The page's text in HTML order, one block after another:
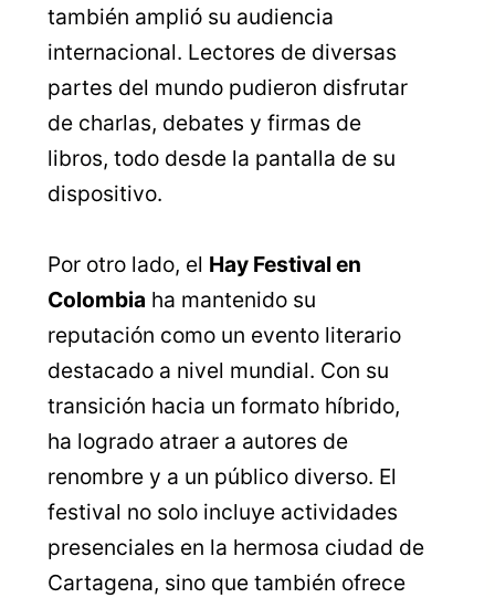
también amplió su audiencia
internacional. Lectores de diversas
partes del mundo pudieron disfrutar
de charlas, debates y firmas de
libros, todo desde la pantalla de su
dispositivo.
Por otro lado, el Hay Festival en
Colombia ha mantenido su
reputación como un evento literario
destacado a nivel mundial. Con su
transición hacia un formato híbrido,
ha logrado atraer a autores de
renombre y a un público diverso. El
festival no solo incluye actividades
presenciales en la hermosa ciudad de
Cartagena, sino que también ofrece